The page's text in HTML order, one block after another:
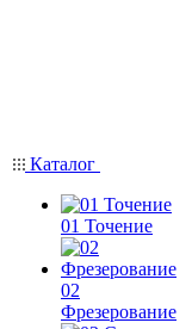
Каталог
01 Точение
02
Фрезерование